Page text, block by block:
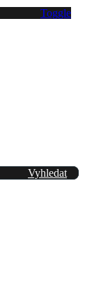
Toggle
Vyhledat